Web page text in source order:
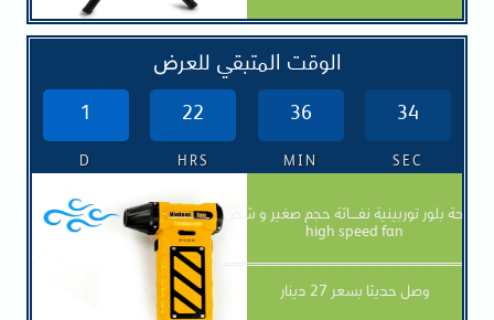
الوقت المتبقي للعرض
1 22 36 32
D HRS MIN SEC
مروحة بلور توربينية نفــــاثة حجم صغير و شحن
high speed fan
—————————————————
وصل حديثا بسعر 27 دينار